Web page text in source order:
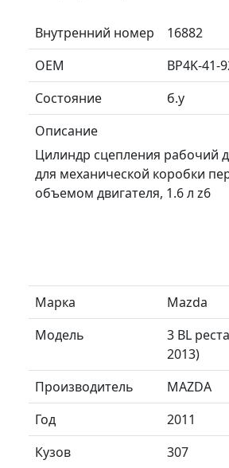
Внутренний номер
16882
ОЕМ
BP4K-41-
Состояние
б.у
Описание
Цилиндр сцепления рабочий
для механической коробки
объемом двигателя, 1.6 л z6
Марка
Mazda
Модель
3 BL
2013)
Производитель
MAZDA
Год
2011
Кузов
307